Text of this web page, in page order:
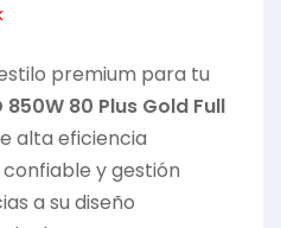
premium para tu
80 Plus Gold Full
alta eficiencia
y gestión
a su diseño